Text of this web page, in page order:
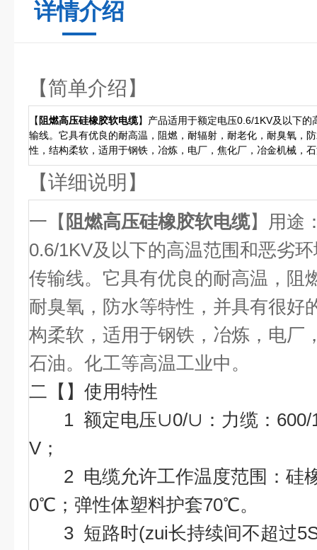
详情介绍
【简单介绍】
【 阻燃高压硅橡胶软电缆】产品适用于额定电压0.6/1KV及以下
输线。它具有优良的耐高温，阻燃，耐辐射，耐老化，耐臭氧，
性，结构柔软，适用于钢铁，冶炼，电厂，焦化厂，冶金机械，
【详细说明】
一【 阻燃高压硅橡胶软电缆】用途
0.6/1KV及以下的高温范围和恶劣
传输线。它具有优良的耐高温，阻
耐臭氧，防水等特性，并具有很好
构柔软，适用于钢铁，冶炼，电厂
石油。化工等高温工业中。
二【】使用特性
1 额定电压∪0/∪：力缆：600/
V；
2 电缆允许工作温度范围：硅
0℃；弹性体塑料护套70℃。
3 短路时(zui长持续间不超过5S